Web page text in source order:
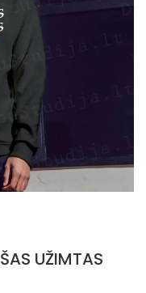
UŽIMTAS